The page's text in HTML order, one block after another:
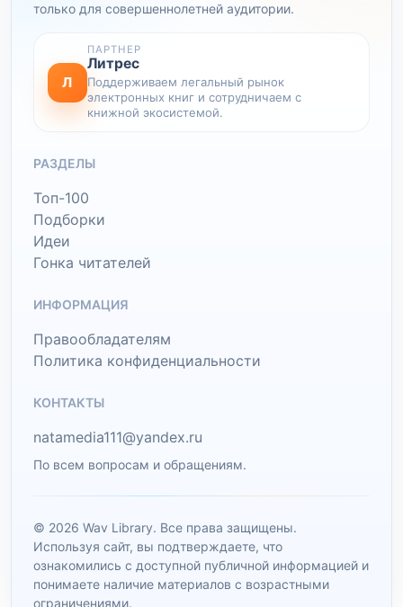
только для совершеннолетней аудитории.
Л
ПАРТНЕР
Литрес
Поддерживаем легальный рынок
электронных книг и сотрудничаем с
книжной экосистемой.
РАЗДЕЛЫ
Топ-100
Подборки
Идеи
Гонка читателей
ИНФОРМАЦИЯ
Правообладателям
Политика конфиденциальности
КОНТАКТЫ
natamedia111@yandex.ru
По всем вопросам и обращениям.
© 2026 Wav Library. Все права защищены.
Используя сайт, вы подтверждаете, что
ознакомились с доступной публичной информацией и
понимаете наличие материалов с возрастными
ограничениями.